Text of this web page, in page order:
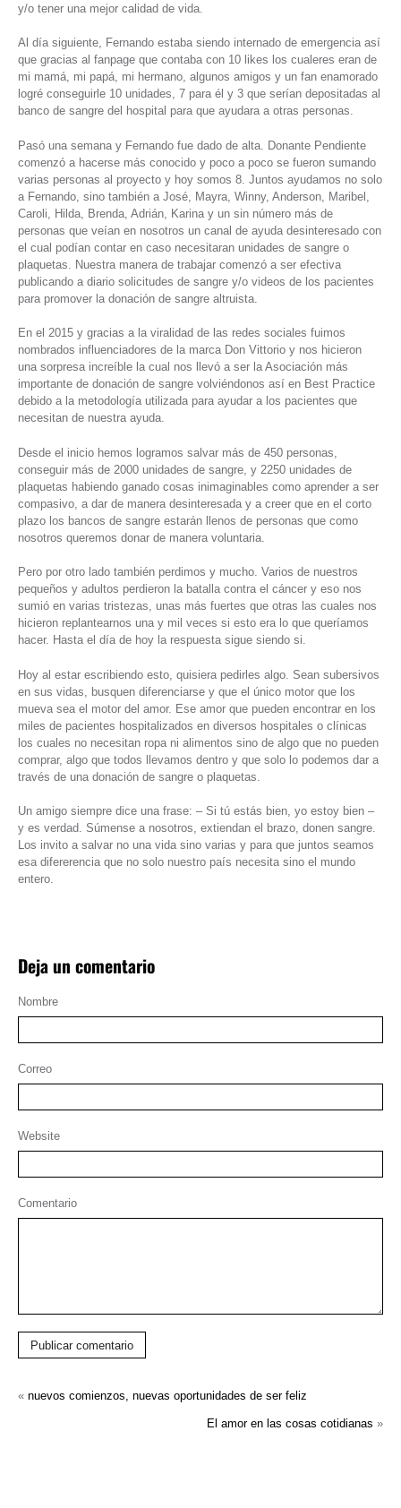
y/o tener una mejor calidad de vida.
Al día siguiente, Fernando estaba siendo internado de emergencia así
que gracias al fanpage que contaba con 10 likes los cualeres eran de
mi mamá, mi papá, mi hermano, algunos amigos y un fan enamorado
logré conseguirle 10 unidades, 7 para él y 3 que serían depositadas al
banco de sangre del hospital para que ayudara a otras personas.
Pasó una semana y Fernando fue dado de alta. Donante Pendiente
comenzó a hacerse más conocido y poco a poco se fueron sumando
varias personas al proyecto y hoy somos 8. Juntos ayudamos no solo
a Fernando, sino también a José, Mayra, Winny, Anderson, Maribel,
Caroli, Hilda, Brenda, Adrián, Karina y un sin número más de
personas que veían en nosotros un canal de ayuda desinteresado con
el cual podían contar en caso necesitaran unidades de sangre o
plaquetas. Nuestra manera de trabajar comenzó a ser efectiva
publicando a diario solicitudes de sangre y/o videos de los pacientes
para promover la donación de sangre altruista.
En el 2015 y gracias a la viralidad de las redes sociales fuimos
nombrados influenciadores de la marca Don Vittorio y nos hicieron
una sorpresa increíble la cual nos llevó a ser la Asociación más
importante de donación de sangre volviéndonos así en Best Practice
debido a la metodología utilizada para ayudar a los pacientes que
necesitan de nuestra ayuda.
Desde el inicio hemos logramos salvar más de 450 personas,
conseguir más de 2000 unidades de sangre, y 2250 unidades de
plaquetas habiendo ganado cosas inimaginables como aprender a ser
compasivo, a dar de manera desinteresada y a creer que en el corto
plazo los bancos de sangre estarán llenos de personas que como
nosotros queremos donar de manera voluntaria.
Pero por otro lado también perdimos y mucho. Varios de nuestros
pequeños y adultos perdieron la batalla contra el cáncer y eso nos
sumió en varias tristezas, unas más fuertes que otras las cuales nos
hicieron replantearnos una y mil veces si esto era lo que queríamos
hacer. Hasta el día de hoy la respuesta sigue siendo si.
Hoy al estar escribiendo esto, quisiera pedirles algo. Sean subersivos
en sus vidas, busquen diferenciarse y que el único motor que los
mueva sea el motor del amor. Ese amor que pueden encontrar en los
miles de pacientes hospitalizados en diversos hospitales o clínicas
los cuales no necesitan ropa ni alimentos sino de algo que no pueden
comprar, algo que todos llevamos dentro y que solo lo podemos dar a
través de una donación de sangre o plaquetas.
Un amigo siempre dice una frase: – Si tú estás bien, yo estoy bien –
y es verdad. Súmense a nosotros, extiendan el brazo, donen sangre.
Los invito a salvar no una vida sino varias y para que juntos seamos
esa difererencia que no solo nuestro país necesita sino el mundo
entero.
Deja un comentario
Nombre
Correo
Website
Comentario
Publicar comentario
« nuevos comienzos, nuevas oportunidades de ser feliz
El amor en las cosas cotidianas »